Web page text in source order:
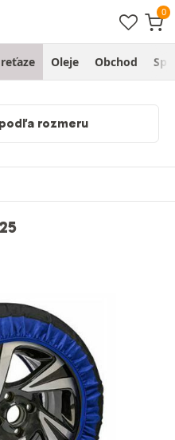
Oleje Obchod
rozmeru